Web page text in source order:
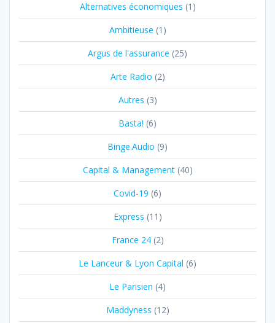
Alternatives économiques (1)
Ambitieuse (1)
Argus de l'assurance (25)
Arte Radio (2)
Autres (3)
Basta! (6)
Binge.Audio (9)
Capital & Management(40)
Covid-19 (6)
Express (11)
France 24(2)
Le Lanceur & Lyon Capital (6)
Le Parisien (4)
Maddyness (12)